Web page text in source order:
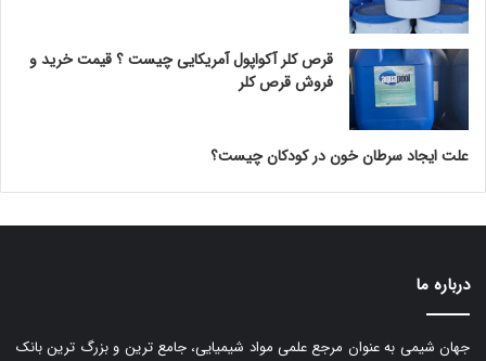
قرص کلر آکواپول آمریکایی چیست ؟ قیمت خرید و
فروش قرص کلر
علت ایجاد سرطان خون در کودکان چیست؟
درباره ما
جهان شیمی به عنوان مرجع علمی مواد شیمیایی، جامع ترین و بزرگ ترین بانک